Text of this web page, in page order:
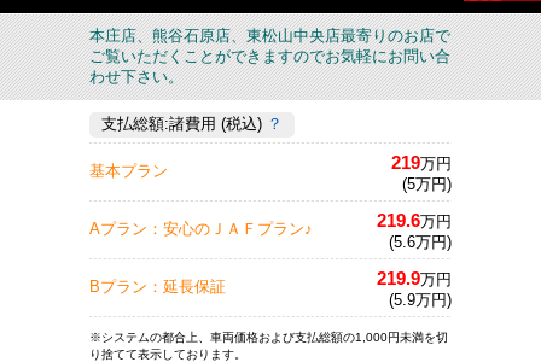
本庄店、熊谷石原店、東松山中央店最寄りのお店で
ご覧いただくことができますのでお気軽にお問い合
わせ下さい。
支払総額:諸費用 (税込) ？
基本プラン 219万円
(5万円)
Aプラン：安心のＪＡＦプラン♪ 219.6万円
(5.6万円)
Bプラン：延長保証 219.9万円
(5.9万円)
※システムの都合上、車両価格および支払総額の1,000円未満を切
り捨てて表示しております。